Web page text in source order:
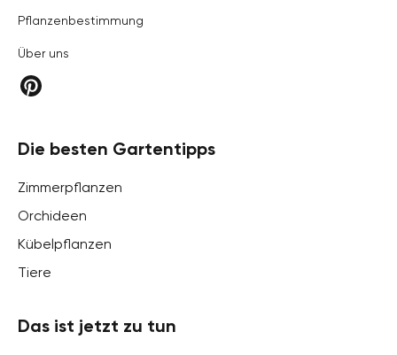
Pflanzenbestimmung
Über uns
Die besten Gartentipps
Zimmerpflanzen
Orchideen
Kübelpflanzen
Tiere
Das ist jetzt zu tun